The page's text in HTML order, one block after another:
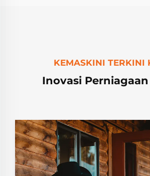
KEMASKINI TERKINI
Inovasi